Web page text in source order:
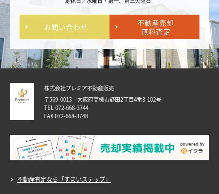
お問い合わせ
不動産売却
無料査定
株式会社プレミア不動産販売
〒569-0013 大阪府高槻市野田2丁目4番3-102号
TEL 072-668-3744
FAX 072-668-3748
不動産査定なら「すまいステップ」